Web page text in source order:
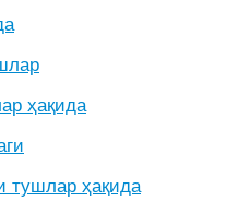
ҳақида
тушлар ҳақида